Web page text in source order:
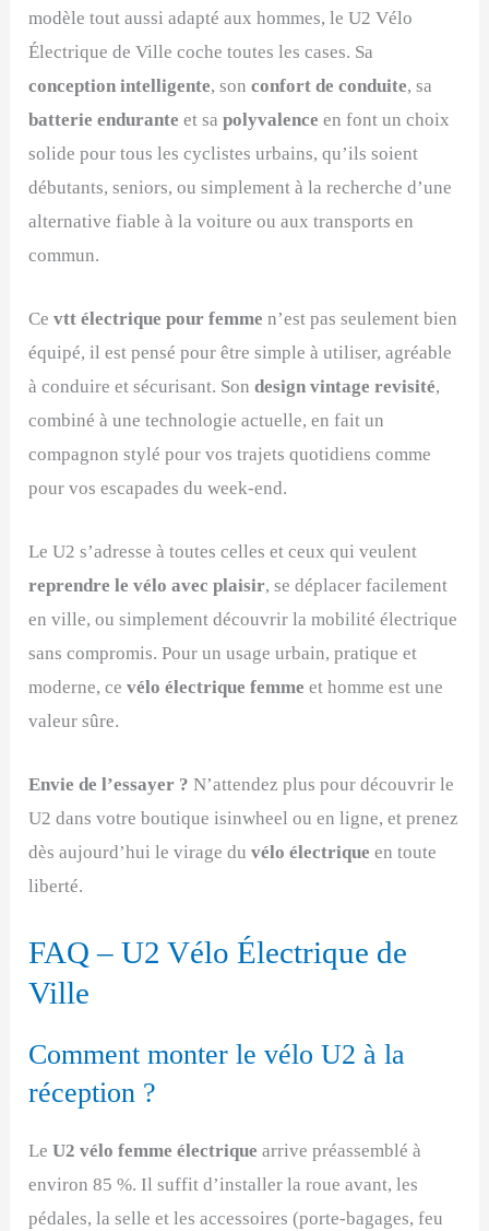
modèle tout aussi adapté aux hommes, le U2 Vélo
Électrique de Ville coche toutes les cases. Sa
conception intelligente, sonconfort de conduite, sa
batterie endurante et sapolyvalence en font un choix
solide pour tous les cyclistes urbains, qu’ils soient
débutants, seniors, ou simplement à la recherche d’une
alternative fiable à la voiture ou aux transports en
commun.
Cevtt électrique pour femme n’est pas seulement bien
équipé, il est pensé pour être simple à utiliser, agréable
à conduire et sécurisant. Sondesign vintage revisité,
combiné à une technologie actuelle, en fait un
compagnon stylé pour vos trajets quotidiens comme
pour vos escapades du week-end.
Le U2 s’adresse à toutes celles et ceux qui veulent
reprendre le vélo avec plaisir, se déplacer facilement
en ville, ou simplement découvrir la mobilité électrique
sans compromis. Pour un usage urbain, pratique et
moderne, cevélo électrique femme et homme est une
valeur sûre.
Envie de l’essayer ? N’attendez plus pour découvrir le
U2 dans votre boutique isinwheel ou en ligne, et prenez
dès aujourd’hui le virage duvélo électrique en toute
liberté.
FAQ – U2 Vélo Électrique de
Ville
Comment monter le vélo U2 à la
réception ?
LeU2 vélo femme électrique arrive préassemblé à
environ 85 %. Il suffit d’installer la roue avant, les
pédales, la selle et les accessoires (porte-bagages, feu